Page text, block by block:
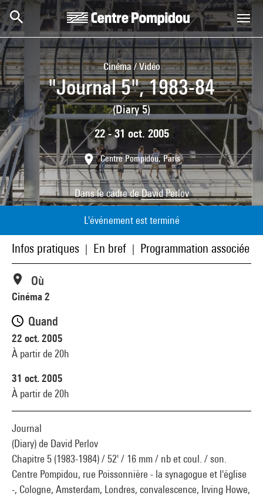
Aller au contenu principal
Centre Pompidou
Cinéma / Vidéo
"Journal 5", 1983-84
(Diary 5)
22 - 31 oct. 2005
Centre Pompidou, Paris
Dans le cadre deDavid Perlov
L'événement est terminé
Infos pratiques En bref Programmation associée
Journal
(Diary) de David Perlov
Chapitre 5 (1983-1984) / 52' / 16 mm / nb et coul. / son.
Centre Pompidou, rue Poissonnière - la synagogue et l'église
-, Cologne, Amsterdam, Londres, convalescence, Irving Howe,
Où
Cinéma 2
Quand
22 oct. 2005
À partir de 20h
31 oct. 2005
À partir de 20h